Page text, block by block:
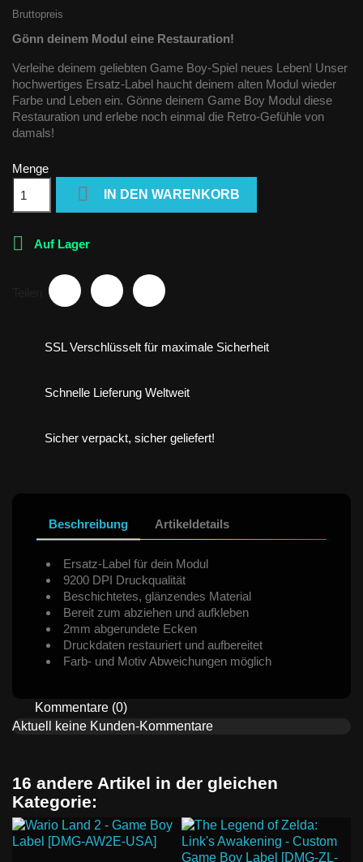
Bruttopreis
Gönn deinem Modul eine Restauration!
Verleihe deinem geliebten Game Boy-Spiel neues Leben! Unser
hochwertiges Ersatz-Label haucht deinem alten Modul wieder
Farbe und Leben ein. Gönne deinem Game Boy Modul diese
Restauration und erlebe noch einmal die Retro-Gefühle von
damals!
Menge
 IN DEN WARENKORB
 Auf Lager
SSL Verschlüsselt für maximale Sicherheit
Schnelle Lieferung Weltweit
Sicher verpackt, sicher geliefert!
Beschreibung Artikeldetails
Ersatz-Label für dein Modul
9200 DPI Druckqualität
Beschichtetes, glänzendes Material
Bereit zum abziehen und aufkleben
2mm abgerundete Ecken
Druckdaten restauriert und aufbereitet
Farb- und Motiv Abweichungen möglich
Kommentare (0)
Aktuell keine Kunden-Kommentare
16 andere Artikel in der gleichen
Kategorie: